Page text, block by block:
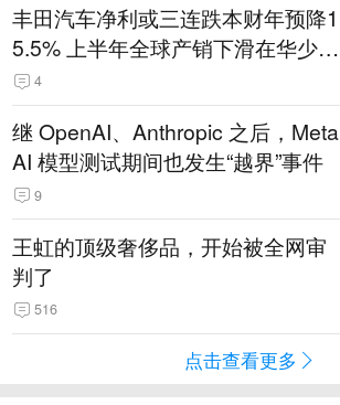
丰田汽车净利或三连跌本财年预降1
5.5% 上半年全球产销下滑在华少卖
14.3万辆
4
继 OpenAI、Anthropic 之后，Meta
AI 模型测试期间也发生“越界”事件
9
王虹的顶级奢侈品，开始被全网审
判了
516
点击查看更多